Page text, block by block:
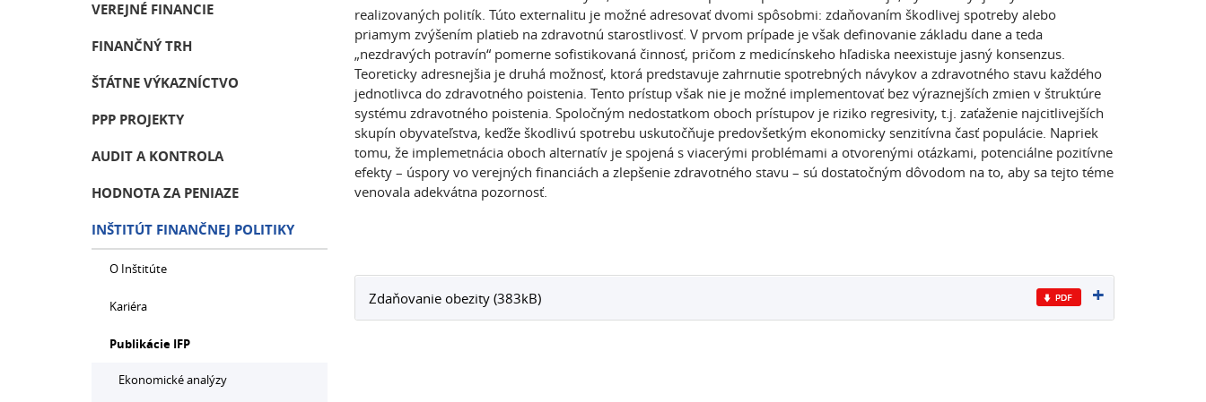
realizovaných politík. Túto externalitu je možné adresovať dvomi spôsobmi: zdaňovaním škodlivej spotreby alebo
priamym zvýšením platieb na zdravotnú starostlivosť. V prvom prípade je však definovanie základu dane a teda
„nezdravých potravín“ pomerne sofistikovaná činnosť, pričom z medicínskeho hľadiska neexistuje jasný konsenzus.
Teoreticky adresnejšia je druhá možnosť, ktorá predstavuje zahrnutie spotrebných návykov a zdravotného stavu každého
jednotlivca do zdravotného poistenia. Tento prístup však nie je možné implementovať bez výraznejších zmien v štruktúre
systému zdravotného poistenia. Spoločným nedostatkom oboch prístupov je riziko regresivity, t.j. zaťaženie najcitlivejších
skupín obyvateľstva, keďže škodlivú spotrebu uskutočňuje predovšetkým ekonomicky senzitívna časť populácie. Napriek
tomu, že implemetnácia oboch alternatív je spojená s viacerými problémami a otvorenými otázkami, potenciálne pozitívne
efekty – úspory vo verejných financiách a zlepšenie zdravotného stavu – sú dostatočným dôvodom na to, aby sa tejto téme
venovala adekvátna pozornosť.
Zdaňovanie obezity (383kB)
VEREJNÉ FINANCIE
FINANČNÝ TRH
ŠTÁTNE VÝKAZNÍCTVO
PPP PROJEKTY
AUDIT A KONTROLA
HODNOTA ZA PENIAZE
INŠTITÚT FINANČNEJ POLITIKY
O Inštitúte
Kariéra
Publikácie IFP
Ekonomické analýzy